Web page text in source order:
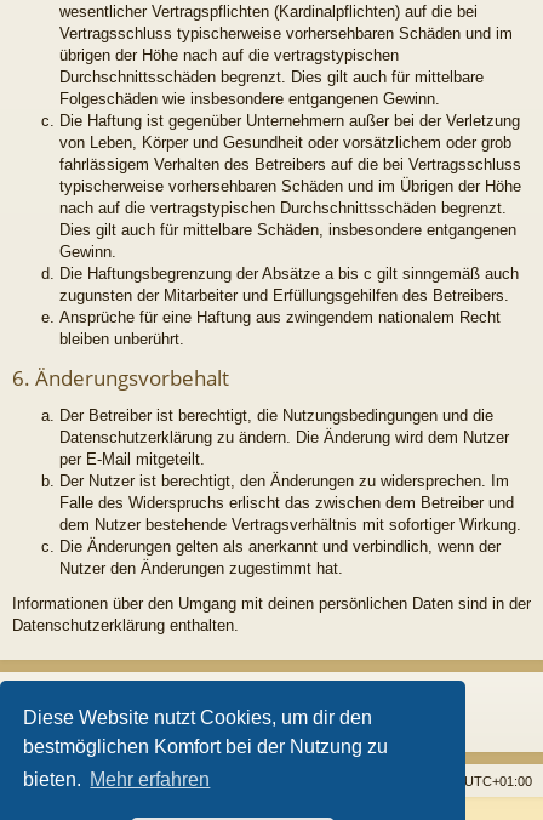
Diese Website nutzt Cookies, um dir den
bestmöglichen Komfort bei der Nutzung zu
bieten. Mehr erfahren
wesentlicher Vertragspflichten (Kardinalpflichten) auf die bei
Vertragsschluss typischerweise vorhersehbaren Schäden und im
übrigen der Höhe nach auf die vertragstypischen
Durchschnittsschäden begrenzt. Dies gilt auch für mittelbare
Folgeschäden wie insbesondere entgangenen Gewinn.
Die Haftung ist gegenüber Unternehmern außer bei der Verletzung
von Leben, Körper und Gesundheit oder vorsätzlichem oder grob
fahrlässigem Verhalten des Betreibers auf die bei Vertragsschluss
typischerweise vorhersehbaren Schäden und im Übrigen der Höhe
nach auf die vertragstypischen Durchschnittsschäden begrenzt.
Dies gilt auch für mittelbare Schäden, insbesondere entgangenen
Gewinn.
Die Haftungsbegrenzung der Absätze a bis c gilt sinngemäß auch
zugunsten der Mitarbeiter und Erfüllungsgehilfen des Betreibers.
Ansprüche für eine Haftung aus zwingendem nationalem Recht
bleiben unberührt.
6. Änderungsvorbehalt
Der Betreiber ist berechtigt, die Nutzungsbedingungen und die
Datenschutzerklärung zu ändern. Die Änderung wird dem Nutzer
per E-Mail mitgeteilt.
Der Nutzer ist berechtigt, den Änderungen zu widersprechen. Im
Falle des Widerspruchs erlischt das zwischen dem Betreiber und
dem Nutzer bestehende Vertragsverhältnis mit sofortiger Wirkung.
Die Änderungen gelten als anerkannt und verbindlich, wenn der
Nutzer den Änderungen zugestimmt hat.
Informationen über den Umgang mit deinen persönlichen Daten sind in der
Datenschutzerklärung enthalten.
Startseite Foren UTC+01:00